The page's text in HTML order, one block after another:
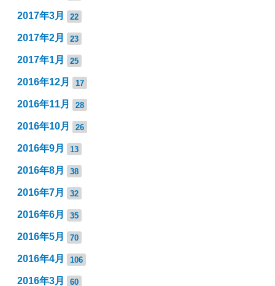
2017年3月 22
2017年2月 23
2017年1月 25
2016年12月 17
2016年11月 28
2016年10月 26
2016年9月 13
2016年8月 38
2016年7月 32
2016年6月 35
2016年5月 70
2016年4月 106
2016年3月 60